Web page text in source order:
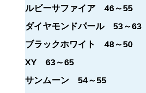
ルビーサファイア 46～55
ダイヤモンドパール 53～63
ブラックホワイト 48～50
XY 63～65
サンムーン 54～55